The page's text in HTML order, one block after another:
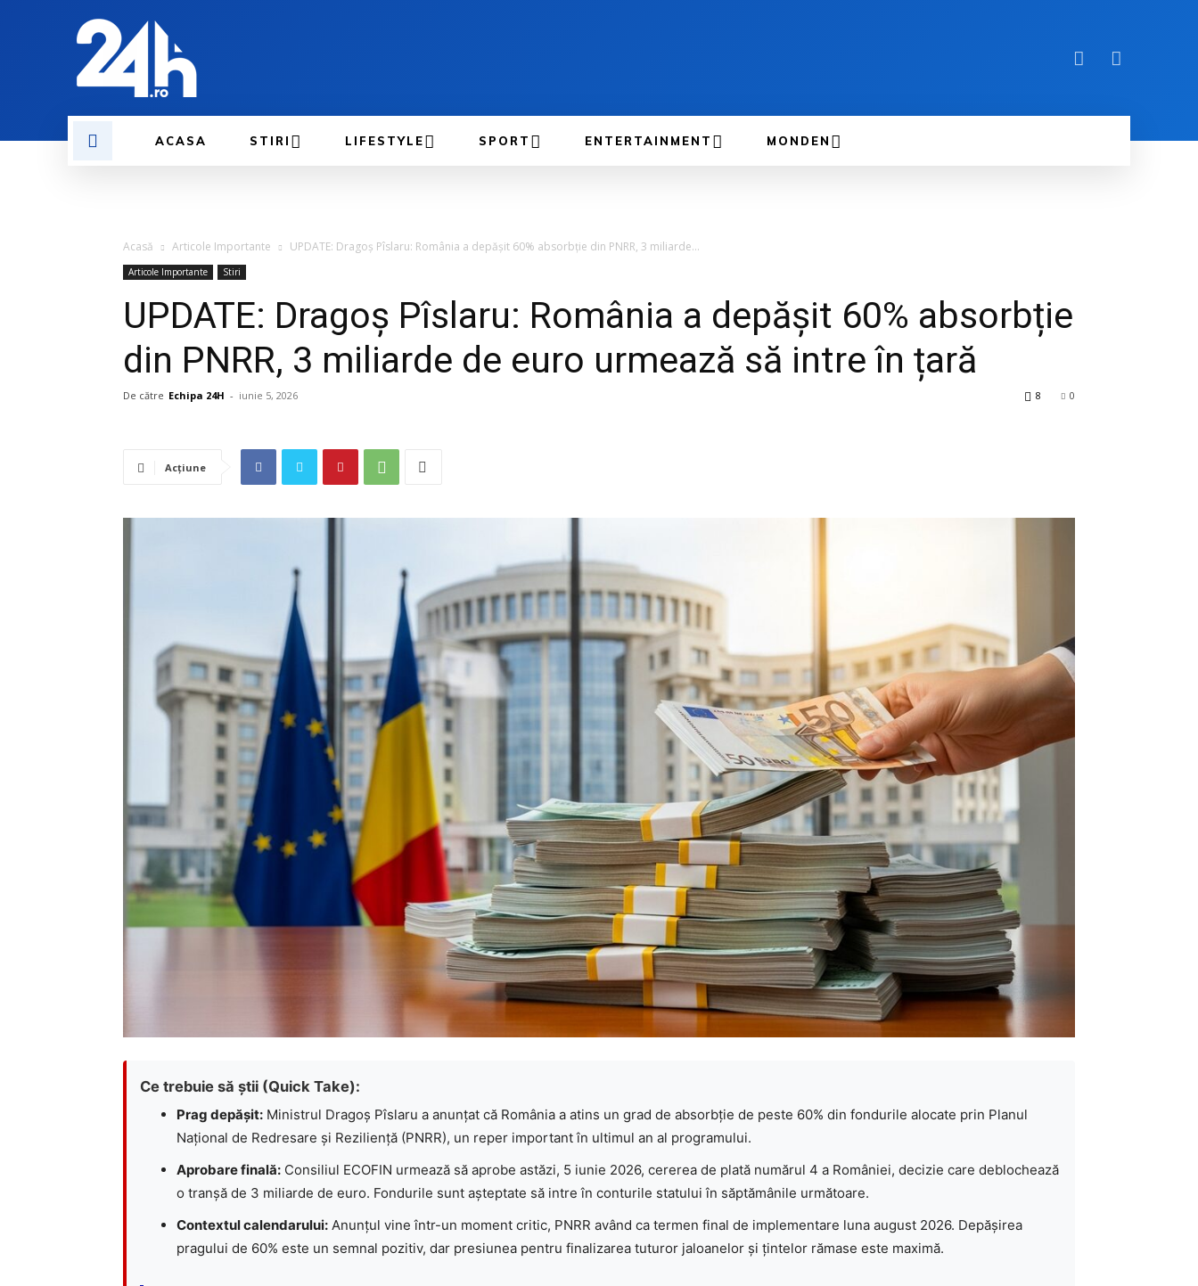
ACASA STIRI LIFESTYLE SPORT ENTERTAINMENT MONDEN
Acasă Articole Importante UPDATE: Dragoș Pîslaru: România a depășit 60% absorbție din PNRR, 3 miliarde...
Articole Importante Stiri
UPDATE: Dragoș Pîslaru: România a depășit 60% absorbție
din PNRR, 3 miliarde de euro urmează să intre în țară
De către Echipa 24H - iunie 5, 2026 0
8
Acțiune
Ce trebuie să știi (Quick Take):
Prag depășit: Ministrul Dragoș Pîslaru a anunțat că România a atins un grad de absorbție de peste 60% din fondurile alocate prin Planul
Național de Redresare și Reziliență (PNRR), un reper important în ultimul an al programului.
Aprobare finală: Consiliul ECOFIN urmează să aprobe astăzi, 5 iunie 2026, cererea de plată numărul 4 a României, decizie care deblochează
o tranșă de 3 miliarde de euro. Fondurile sunt așteptate să intre în conturile statului în săptămânile următoare.
Contextul calendarului: Anunțul vine într-un moment critic, PNRR având ca termen final de implementare luna august 2026. Depășirea
pragului de 60% este un semnal pozitiv, dar presiunea pentru finalizarea tuturor jaloanelor și țintelor rămase este maximă.